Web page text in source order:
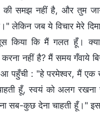
की समझ नहीं है, और तुम
लेकिन जब ये विचार मेरे
किया कि मैं गलत हूँ।
नहीं है? मैं समय गँवाये
आ पहुँची : "हे परमेश्वर, मैं एक
हूँ, स्वयं को अलग
सब-कुछ देना चाहती हूँ।"